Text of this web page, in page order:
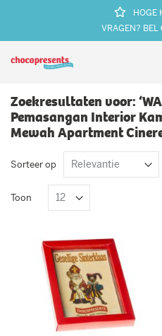
HOGE
VRAGEN? BEL
Zoekresultaten voor:
Pemasangan Interior
Mewah Apartment
Sorteer op
Toon